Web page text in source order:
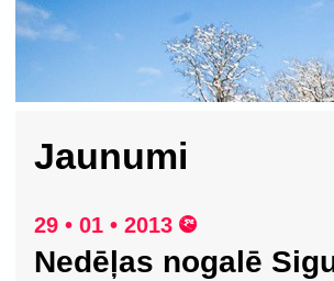
Jaunumi
29 • 01 • 2013
Nedēļas nogalē